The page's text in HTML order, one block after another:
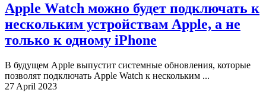
Apple Watch можно будет подключать к
нескольким устройствам Apple, а не
только к одному iPhone
В будущем Apple выпустит системные обновления, которые
позволят подключать Apple Watch к нескольким ...
27 April 2023